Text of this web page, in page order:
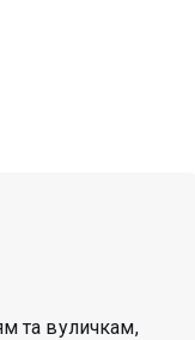
та вуличкам,